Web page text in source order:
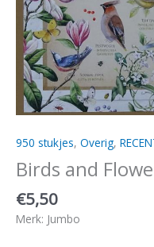
950 stukjes, Overig,
Birds and
€5,50
Merk: Jumbo